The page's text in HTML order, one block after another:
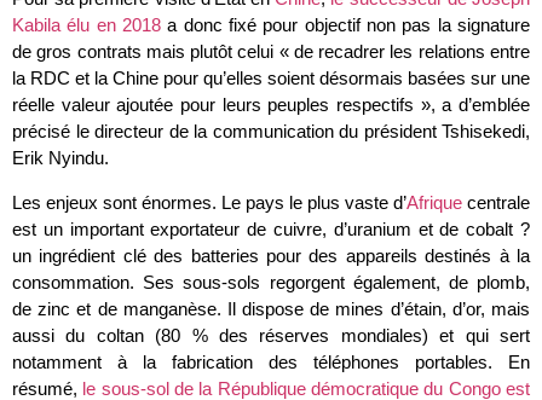
Kabila élu en 2018 a donc fixé pour objectif non pas la signature
de gros contrats mais plutôt celui « de recadrer les relations entre
la RDC et la Chine pour qu’elles soient désormais basées sur une
réelle valeur ajoutée pour leurs peuples respectifs », a d’emblée
précisé le directeur de la communication du président Tshisekedi,
Erik Nyindu.
Les enjeux sont énormes. Le pays le plus vaste d’Afrique centrale
est un important exportateur de cuivre, d’uranium et de cobalt ?
un ingrédient clé des batteries pour des appareils destinés à la
consommation. Ses sous-sols regorgent également, de plomb,
de zinc et de manganèse. Il dispose de mines d’étain, d’or, mais
aussi du coltan (80 % des réserves mondiales) et qui sert
notamment à la fabrication des téléphones portables. En
résumé, le sous-sol de la République démocratique du Congo est